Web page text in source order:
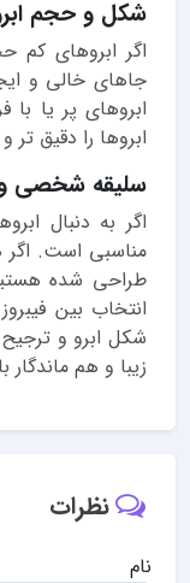
شکل و حجم
اگر ابروهای کم
جاهای خالی و
ابروهای پر یا
ابروها را دقیق تر
سلیقه شخصی
اگر به دنبال
مناسبی است. اگر
طراحی شده
انتخاب بین
شکل ابرو و
زیبا و هم ماندگار
نظرات
نام